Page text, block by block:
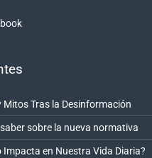
Tras la Desinformación
sobre la nueva normativa
en Nuestra Vida Diaria?